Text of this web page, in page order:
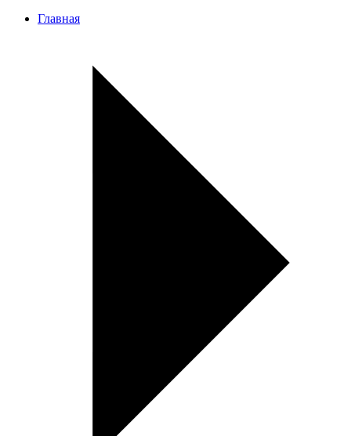
Главная